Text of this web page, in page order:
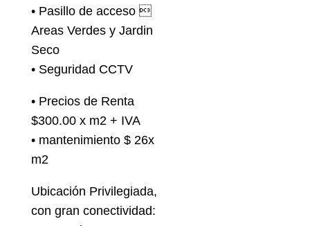
• Pasillo de acceso 
Areas Verdes y Jardin
Seco
• Seguridad CCTV
• Precios de Renta
$300.00 x m2 + IVA
• mantenimiento $ 26x
m2
Ubicación Privilegiada,
con gran conectividad: